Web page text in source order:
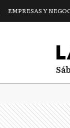
EMPRESAS Y